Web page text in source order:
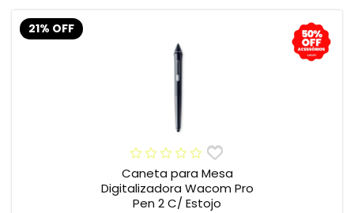
21% OFF
Caneta para Mesa
Digitalizadora Wacom Pro
Pen 2 C/ Estojo